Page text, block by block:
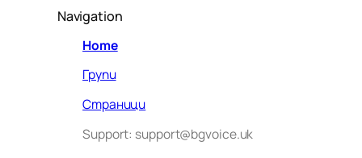
Navigation
Home
Групи
Страници
Support: support@bgvoice.uk